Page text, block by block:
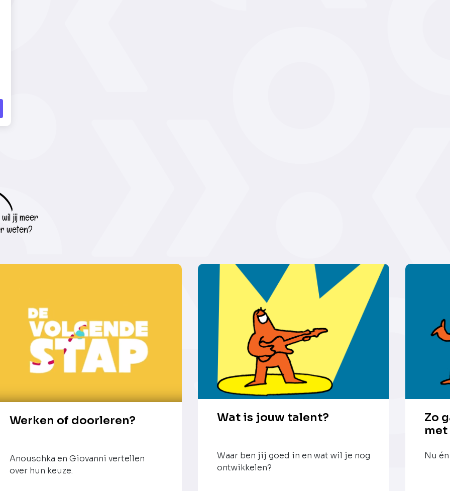
jij meer
weten?
Werken of doorleren?
Anouschka en Giovanni vertellen
over hun keuze.
Wat is jouw talent?
Waar ben jij goed in en wat wil je nog
ontwikkelen?
Zo
Nu